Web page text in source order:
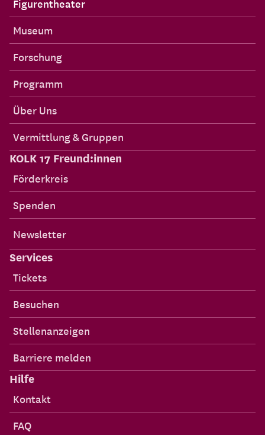
Museum
Forschung
Programm
Über Uns
Vermittlung & Gruppen
KOLK 17 Freund:innen
Förderkreis
Spenden
Newsletter
Services
Tickets
Besuchen
Stellenanzeigen
Barriere melden
Hilfe
Kontakt
FAQ